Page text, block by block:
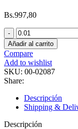
Bs.997,80
Añadir al carrito
Compare
Add to wishlist
SKU: 00-02087
Share:
Descripción
Shipping &
Descripción